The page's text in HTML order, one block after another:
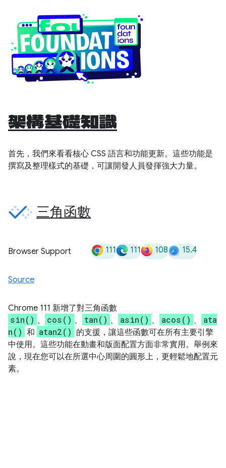
架構基礎知識
首先，我們來看看核心 CSS 語言和功能更新。這些功能是
撰寫及整理樣式的基礎，可讓開發人員發揮強大力量。
三角函數
Browser Support 111 111 108 15.4
Source
Chrome 111 新增了對三角函數
sin() 、 cos() 、 tan() 、 asin() 、 acos() 、
ata
n() 和 atan2() 的支援，讓這些函數可在所有主要引擎
中使用。這些功能在動畫和版面配置方面非常實用。舉例來
說，現在您可以在所選中心周圍的圓形上，更輕鬆地配置元
素。